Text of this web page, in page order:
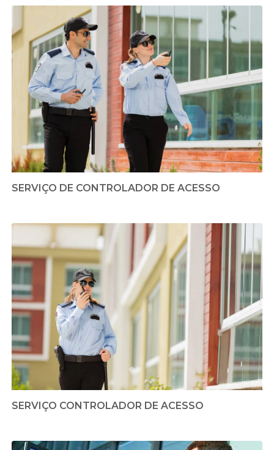
SERVIÇO DE CONTROLADOR DE ACESSO
SERVIÇO CONTROLADOR DE ACESSO